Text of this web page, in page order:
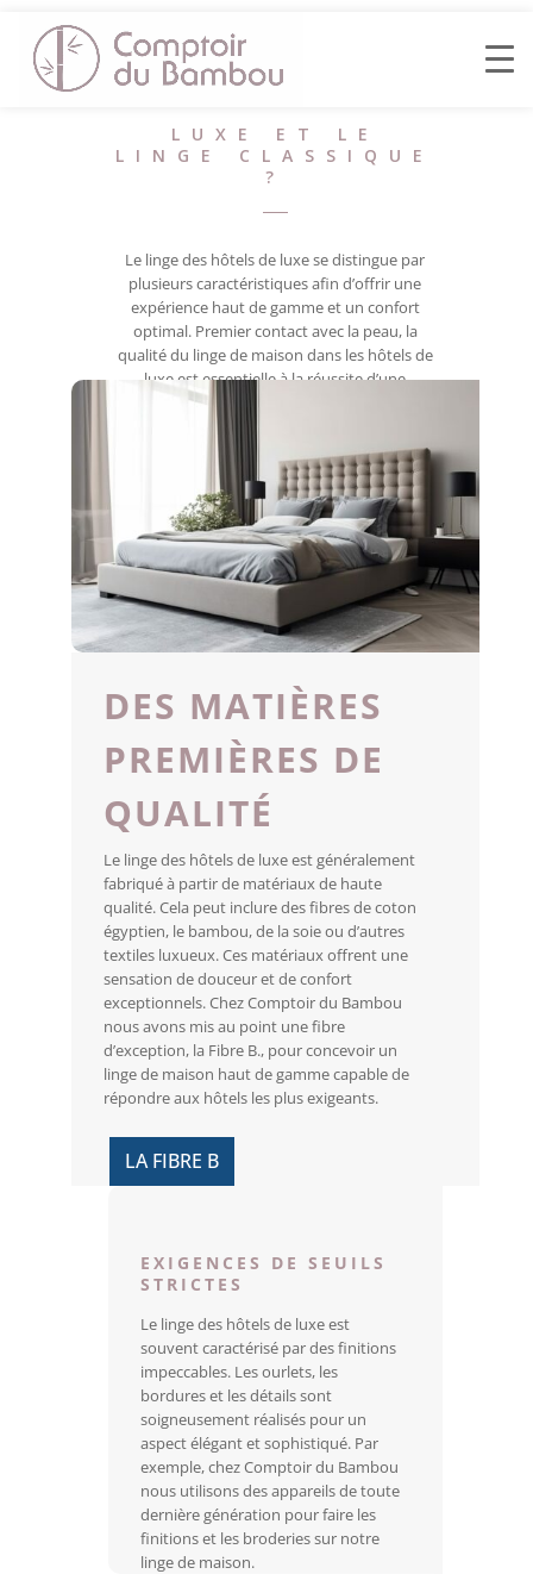
QUELLE EST LA
DIFFÉRENCE
ENTRE LE LINGE
LUXE ET LE
LINGE CLASSIQUE
?
Le linge des hôtels de luxe se distingue par
plusieurs caractéristiques afin d’offrir une
expérience haut de gamme et un confort
optimal. Premier contact avec la peau, la
qualité du linge de maison dans les hôtels de
luxe est essentielle à la réussite d’une
expérience haut de gamme.
DES MATIÈRES
PREMIÈRES DE
QUALITÉ
Le linge des hôtels de luxe est généralement
fabriqué à partir de matériaux de haute
qualité. Cela peut inclure des fibres de coton
égyptien, le bambou, de la soie ou d’autres
textiles luxueux. Ces matériaux offrent une
sensation de douceur et de confort
exceptionnels. Chez Comptoir du Bambou
nous avons mis au point une fibre
d’exception, la Fibre B., pour concevoir un
linge de maison haut de gamme capable de
répondre aux hôtels les plus exigeants.
LA FIBRE B
EXIGENCES DE SEUILS
STRICTES
Le linge des hôtels de luxe est
souvent caractérisé par des finitions
impeccables. Les ourlets, les
bordures et les détails sont
soigneusement réalisés pour un
aspect élégant et sophistiqué. Par
exemple, chez Comptoir du Bambou
nous utilisons des appareils de toute
dernière génération pour faire les
finitions et les broderies sur notre
linge de maison.